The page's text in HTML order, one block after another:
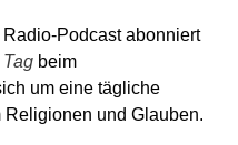
Podcast abonniert
Tag beim
um eine tägliche
und Glauben.